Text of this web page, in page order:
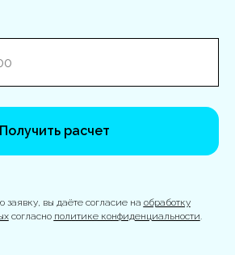
Получить расчет
заявку, вы даёте согласие на обработку
согласно политике конфиденциальности